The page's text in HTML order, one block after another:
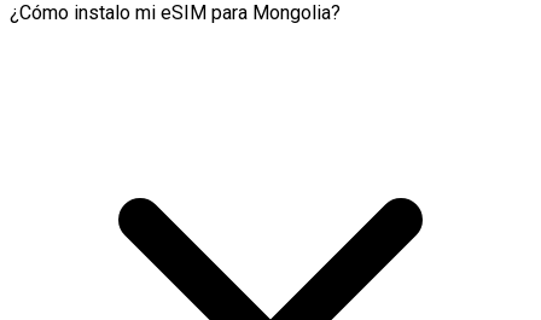
¿Cómo instalo mi eSIM para Mongolia?